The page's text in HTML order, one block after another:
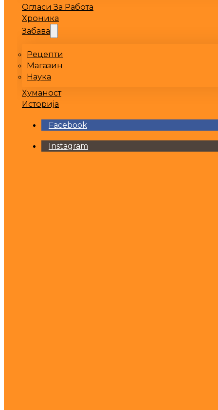
Огласи За Работа
Хроника
Забава
Рецепти
Магазин
Наука
Хуманост
Историја
Facebook
Instagram